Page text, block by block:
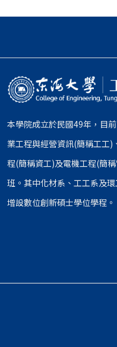
本學院成立於民國49年，目
業工程與經營資訊(簡稱工工)
程(簡稱資工)及電機工程(簡
班。其中化材系、工工系及
增設數位創新碩士學位學程。